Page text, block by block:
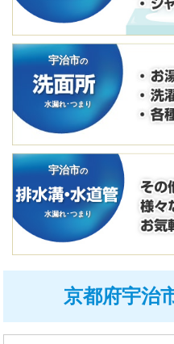
宇治市の
水漏れ･つまり
宇治市の
水漏れ･つまり
京都府宇治